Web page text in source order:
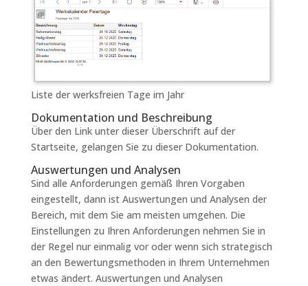
Liste der werksfreien Tage im Jahr
Dokumentation und Beschreibung
Über den Link unter dieser Überschrift auf der
Startseite, gelangen Sie zu dieser Dokumentation.
Auswertungen und Analysen
Sind alle Anforderungen gemäß Ihren Vorgaben
eingestellt, dann ist Auswertungen und Analysen der
Bereich, mit dem Sie am meisten umgehen. Die
Einstellungen zu Ihren Anforderungen nehmen Sie in
der Regel nur einmalig vor oder wenn sich strategisch
an den Bewertungsmethoden in Ihrem Unternehmen
etwas ändert. Auswertungen und Analysen